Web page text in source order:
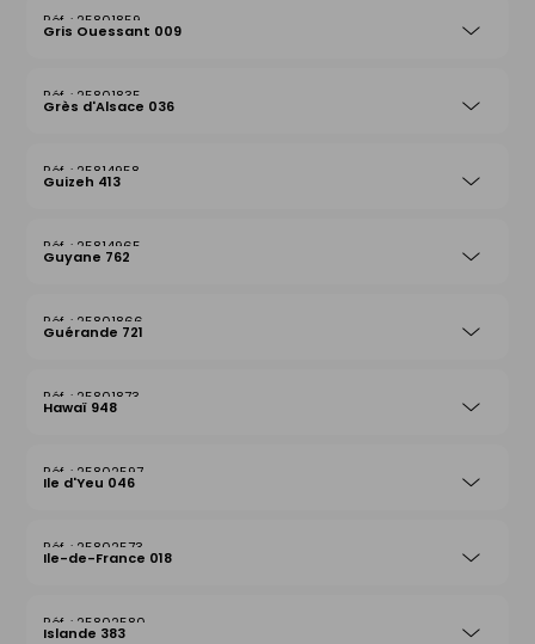
25801859
Gris Ouessant 009
25801835
Grès d'Alsace 036
25814958
Guizeh 413
25814965
Guyane 762
25801866
Guérande 721
25801873
Hawaï 948
25802597
Ile d'Yeu 046
25802573
Ile-de-France 018
25802580
Islande 383